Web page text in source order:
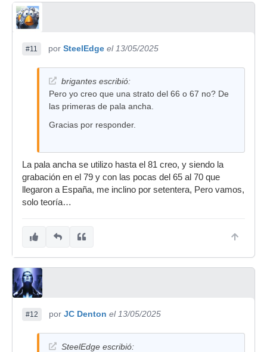
#11 por SteelEdge el 13/05/2025
brigantes escribió:
Pero yo creo que una strato del 66 o 67 no? De
las primeras de pala ancha.
Gracias por responder.
La pala ancha se utilizo hasta el 81 creo, y siendo la
grabación en el 79 y con las pocas del 65 al 70 que
llegaron a España, me inclino por setentera, Pero vamos,
solo teoría…
#12 por JC Denton el 13/05/2025
SteelEdge escribió: